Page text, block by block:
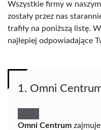
Wszystkie firmy w
zostały przez nas
trafiły na poniższą listę.
najlepiej odpowiadające
1. Omni
Omni Centrum